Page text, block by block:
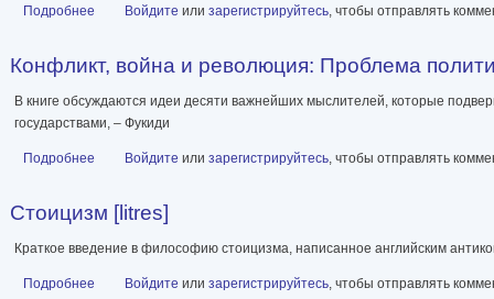
Подробнее о Размышления на каждый день. «Имей мужество
Войдите или зарегистрируйтесь, чтобы отправлять
Конфликт, война и революция: Проблема
В книге обсуждаются идеи десяти важнейших мыслителей, которые
государствами, – Фукиди
Подробнее о Конфликт, война и революция: Проблема политики в
Войдите или зарегистрируйтесь, чтобы отправлять
Стоицизм [litres]
Краткое введение в философию стоицизма, написанное английским
Подробнее о Стоицизм [litres]
Войдите или зарегистрируйтесь, чтобы отправлять